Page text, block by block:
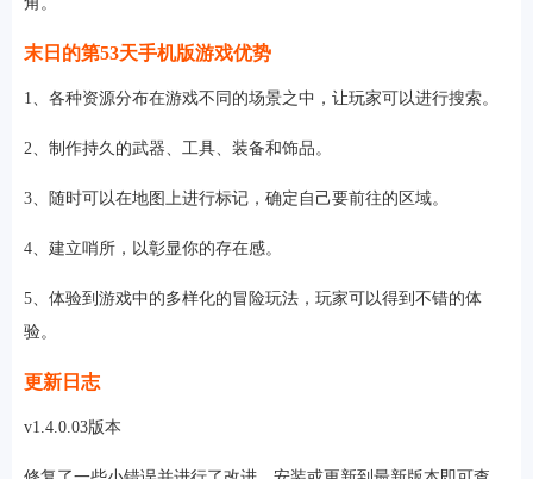
末日的第53天手机版游戏优势
1、各种资源分布在游戏不同的场景之中，让玩家可以进行搜索。
2、制作持久的武器、工具、装备和饰品。
3、随时可以在地图上进行标记，确定自己要前往的区域。
4、建立哨所，以彰显你的存在感。
5、体验到游戏中的多样化的冒险玩法，玩家可以得到不错的体
验。
更新日志
v1.4.0.03版本